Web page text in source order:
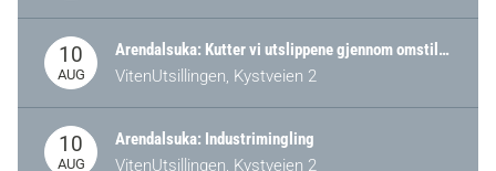
10
AUG
Arendalsuka: Kutter vi utslippene gjennom omstilling – eller tap av industri?
VitenUtsillingen, Kystveien 2
10
AUG
Arendalsuka: Industrimingling
VitenUtsillingen, Kystveien 2